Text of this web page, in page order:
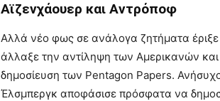
Αϊζενχάουερ και Αντρόποφ
Αλλά νέο φως σε ανάλογα ζητήματα
άλλαξε την αντίληψη των Αμερικανών
δημοσίευση των Pentagon Papers.
Έλσμπεργκ αποφάσισε πρόσφατα να